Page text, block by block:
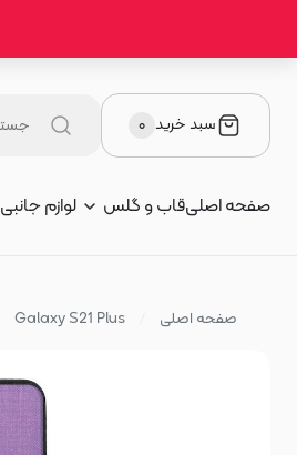
سبد خرید ۰
صفحه اصلیقاب و گلس لوازم جانبی
صفحه اصلی Galaxy S21 Plus